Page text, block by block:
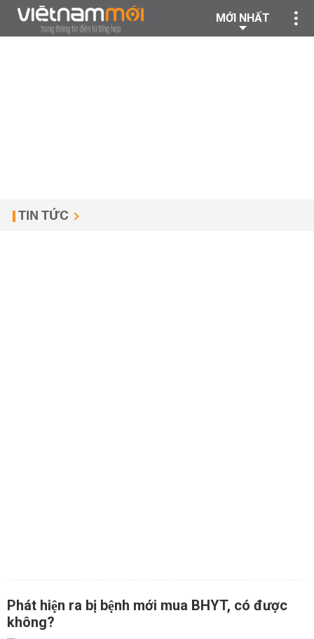
MỚI NHẤT
TIN TỨC
Phát hiện ra bị bệnh mới mua BHYT, có được
không?